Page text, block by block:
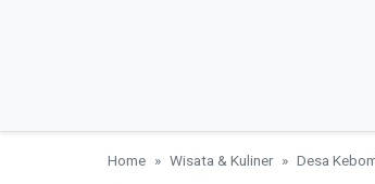
Home Wisata & Kuliner Desa